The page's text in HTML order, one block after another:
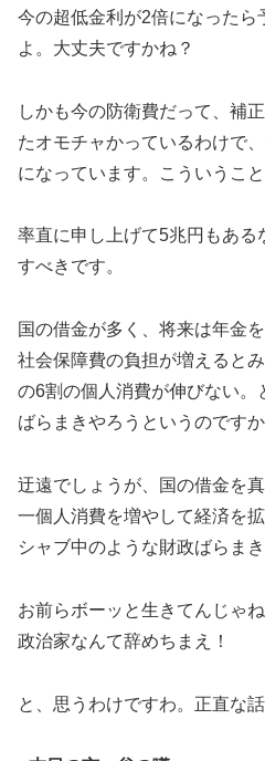
今の超低金利が2倍になったら
よ。大丈夫ですかね？
しかも今の防衛費だって、補
たオモチャかっているわけで
になっています。こういうこ
率直に申し上げて5兆円もある
すべきです。
国の借金が多く、将来は年金
社会保障費の負担が増えると
の6割の個人消費が伸びない。
ばらまきやろうというのです
迂遠でしょうが、国の借金を
一個人消費を増やして経済を拡
シャブ中のような財政ばらま
お前らボーッと生きてんじゃね
政治家なんて辞めちまえ！
と、思うわけですわ。正直な話